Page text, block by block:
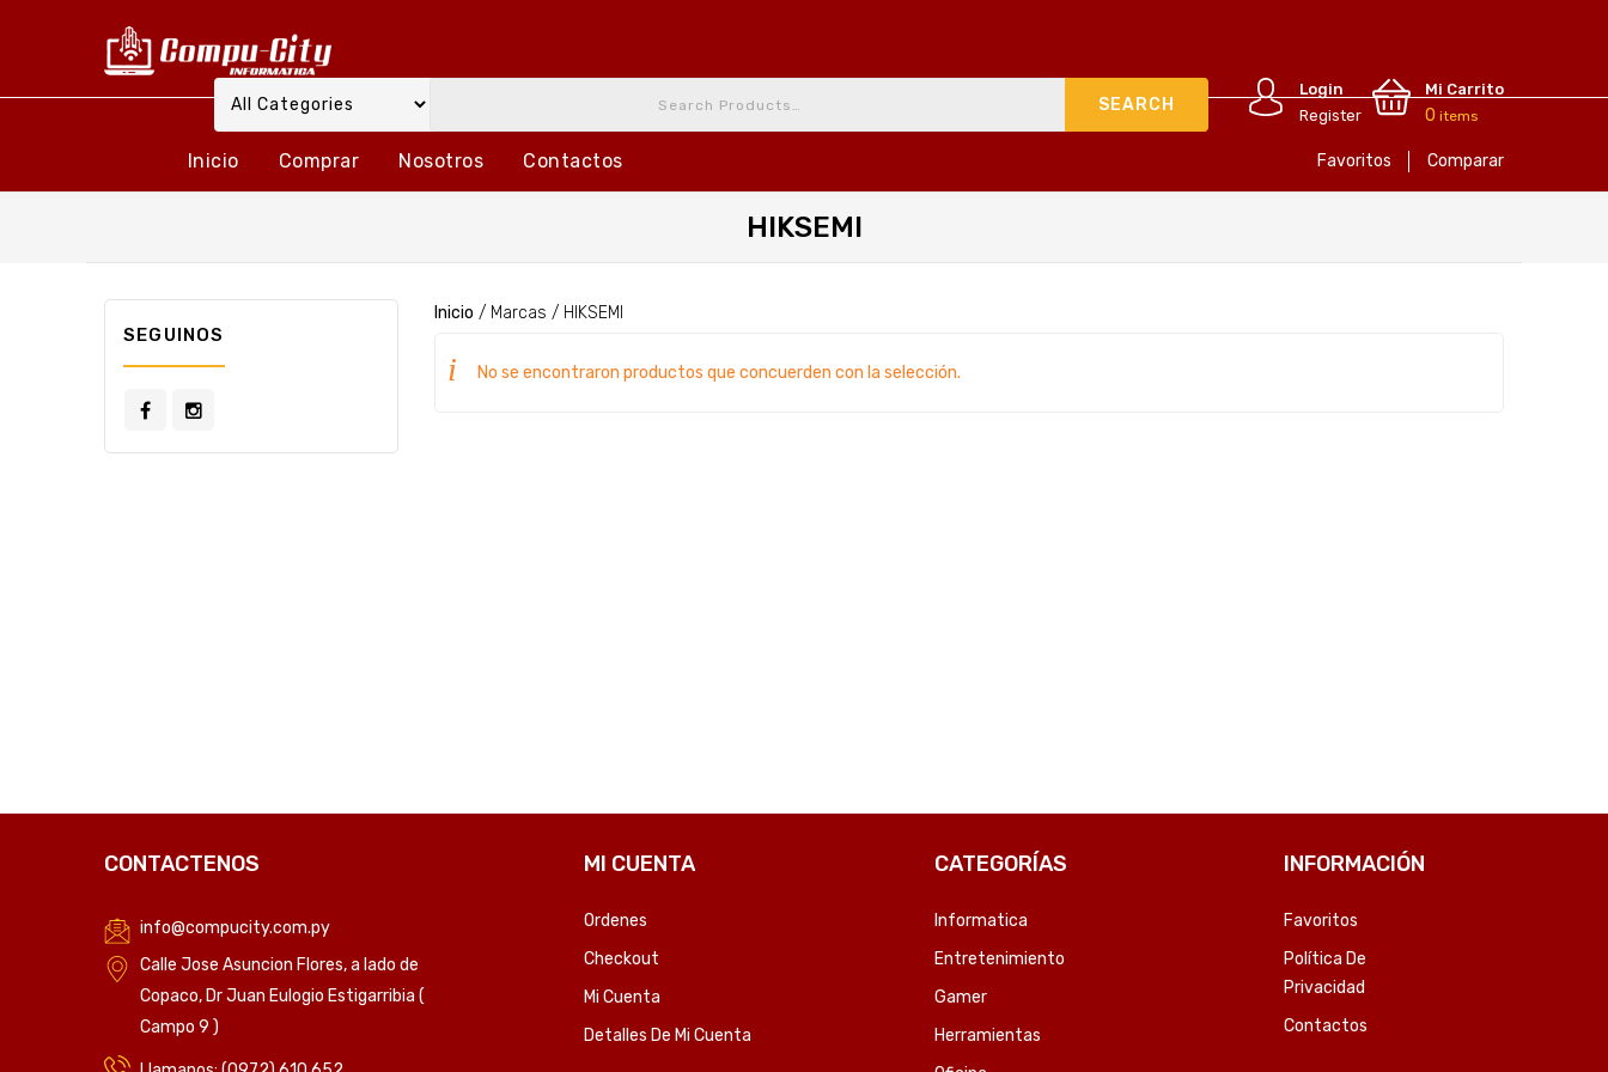
Login
Register
Mi Carrito
0 items
Inicio Comprar Nosotros Contactos Favoritos Comparar
HIKSEMI
SEGUINOS
Inicio / Marcas / HIKSEMI
No se encontraron productos que concuerden con la selección.
CONTACTENOS
info@compucity.com.py
Calle Jose Asuncion Flores, a lado de
Copaco, Dr Juan Eulogio Estigarribia (
Campo 9 )
MI CUENTA
Ordenes
Checkout
Mi Cuenta
Detalles De Mi Cuenta
CATEGORÍAS
Informatica
Entretenimiento
Gamer
Herramientas
INFORMACIÓN
Favoritos
Política De
Privacidad
Contactos